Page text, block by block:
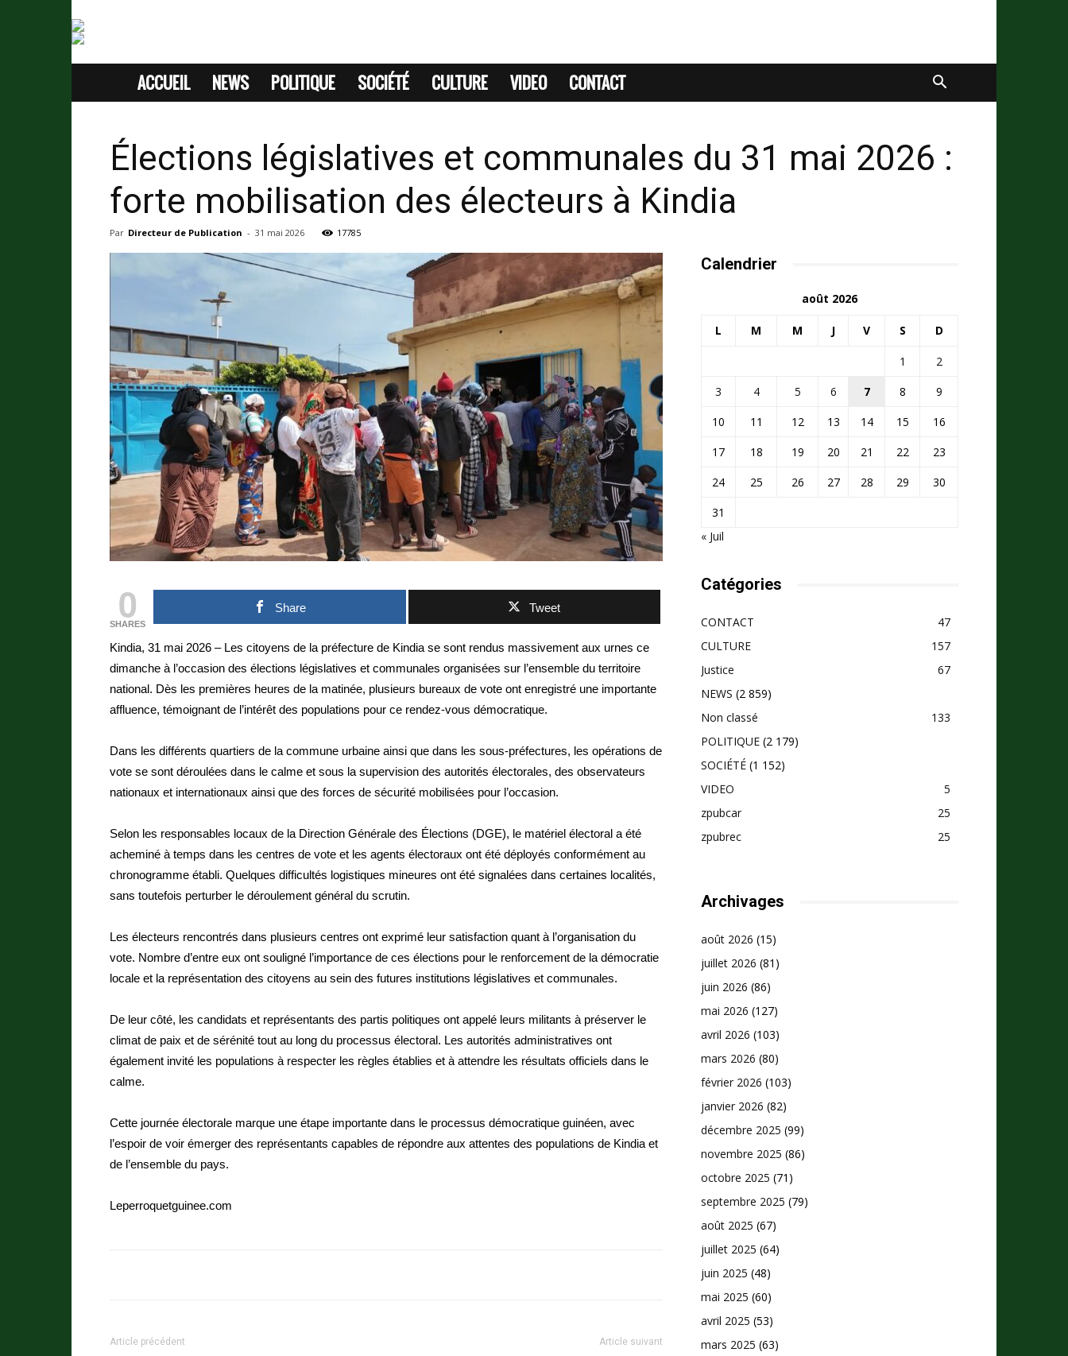
SITE
SANS
PASSION
ACCUEIL NEWS POLITIQUE SOCIÉTÉ CULTURE VIDEO CONTACT
Élections législatives et communales du 31 mai 2026 :
forte mobilisation des électeurs à Kindia
Par Directeur de Publication - 31 mai 2026 17785
0
SHARES
Share Tweet
Kindia, 31 mai 2026 – Les citoyens de la préfecture de Kindia se sont rendus massivement aux urnes ce
dimanche à l’occasion des élections législatives et communales organisées sur l’ensemble du territoire
national. Dès les premières heures de la matinée, plusieurs bureaux de vote ont enregistré une importante
affluence, témoignant de l’intérêt des populations pour ce rendez-vous démocratique.
Dans les différents quartiers de la commune urbaine ainsi que dans les sous-préfectures, les opérations de
vote se sont déroulées dans le calme et sous la supervision des autorités électorales, des observateurs
nationaux et internationaux ainsi que des forces de sécurité mobilisées pour l’occasion.
Selon les responsables locaux de la Direction Générale des Élections (DGE), le matériel électoral a été
acheminé à temps dans les centres de vote et les agents électoraux ont été déployés conformément au
chronogramme établi. Quelques difficultés logistiques mineures ont été signalées dans certaines localités,
sans toutefois perturber le déroulement général du scrutin.
Les électeurs rencontrés dans plusieurs centres ont exprimé leur satisfaction quant à l’organisation du
vote. Nombre d’entre eux ont souligné l’importance de ces élections pour le renforcement de la démocratie
locale et la représentation des citoyens au sein des futures institutions législatives et communales.
De leur côté, les candidats et représentants des partis politiques ont appelé leurs militants à préserver le
climat de paix et de sérénité tout au long du processus électoral. Les autorités administratives ont
également invité les populations à respecter les règles établies et à attendre les résultats officiels dans le
calme.
Cette journée électorale marque une étape importante dans le processus démocratique guinéen, avec
l’espoir de voir émerger des représentants capables de répondre aux attentes des populations de Kindia et
de l’ensemble du pays.
Leperroquetguinee.com
Article précédent Article suivant
Calendrier
août 2026
L M M J V S D
1
2
3
4 5 6 7 8
9
10
11 12 13 14 15
16
17
18 19 20 21 22
23
24
25 26 27 28 29
30
31
« Juil
Catégories
CONTACT
47
CULTURE
157
Justice
67
NEWS (2 859)
Non classé
133
POLITIQUE (2 179)
SOCIÉTÉ (1 152)
VIDEO
5
zpubcar
25
zpubrec
25
Archivages
août 2026 (15)
juillet 2026 (81)
juin 2026 (86)
mai 2026 (127)
avril 2026 (103)
mars 2026 (80)
février 2026 (103)
janvier 2026 (82)
décembre 2025 (99)
novembre 2025 (86)
octobre 2025 (71)
septembre 2025 (79)
août 2025 (67)
juillet 2025 (64)
juin 2025 (48)
mai 2025 (60)
avril 2025 (53)
mars 2025 (63)